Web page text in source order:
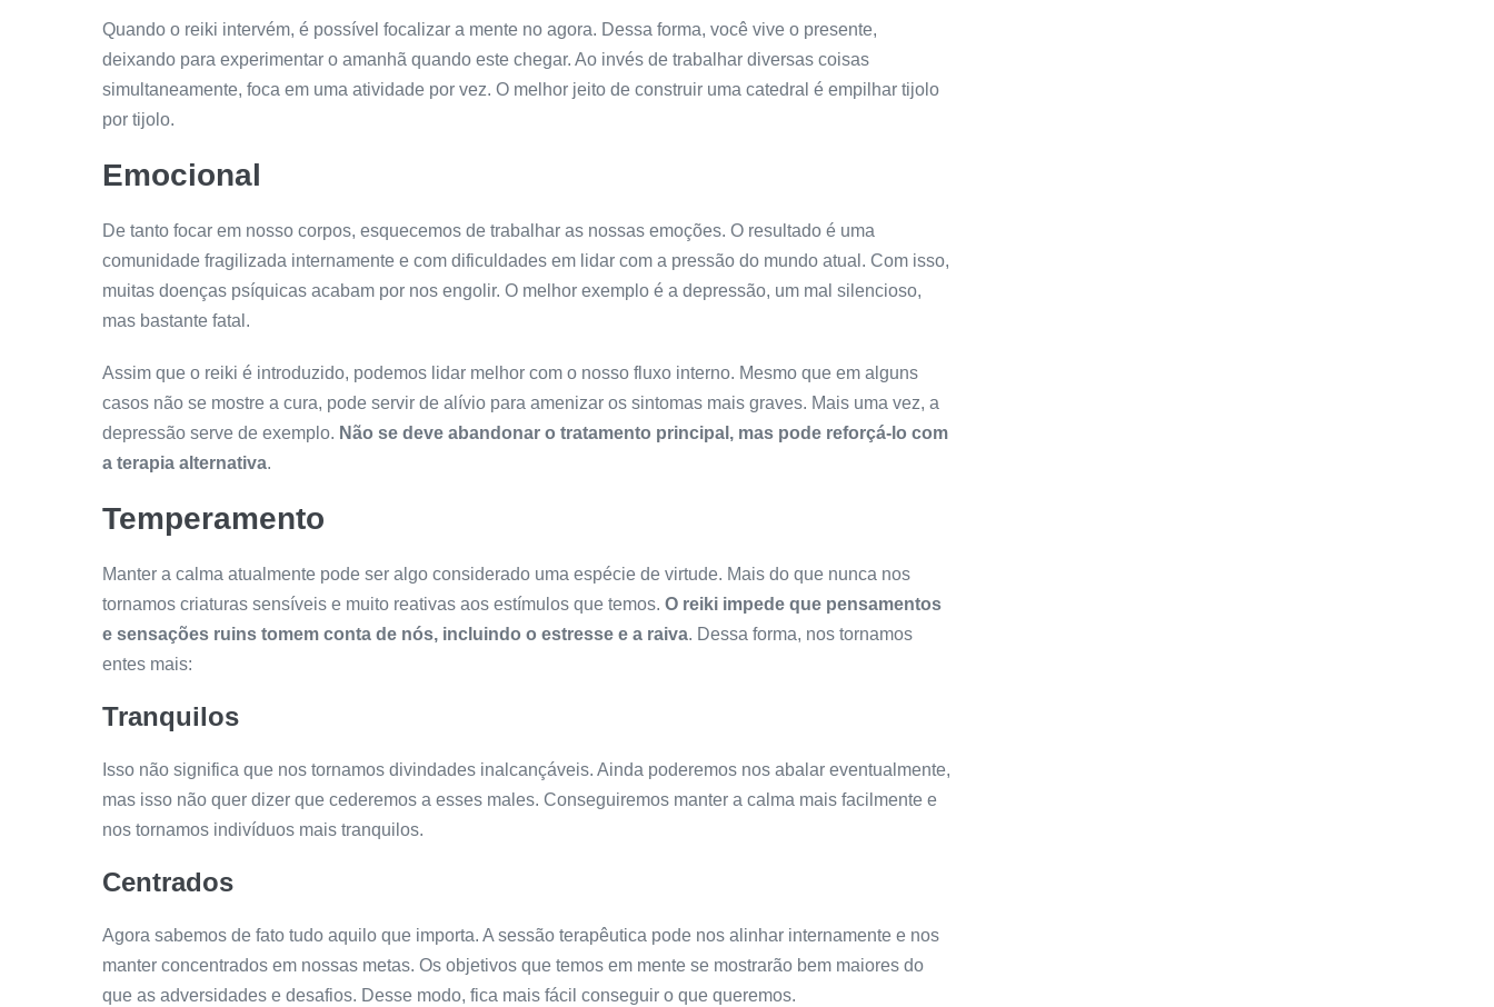
Quando o reiki intervém, é possível focalizar a mente no agora. Dessa forma, você vive o presente,
deixando para experimentar o amanhã quando este chegar. Ao invés de trabalhar diversas coisas
simultaneamente, foca em uma atividade por vez. O melhor jeito de construir uma catedral é empilhar tijolo
por tijolo.
Emocional
De tanto focar em nosso corpos, esquecemos de trabalhar as nossas emoções. O resultado é uma
comunidade fragilizada internamente e com dificuldades em lidar com a pressão do mundo atual. Com isso,
muitas doenças psíquicas acabam por nos engolir. O melhor exemplo é a depressão, um mal silencioso,
mas bastante fatal.
Assim que o reiki é introduzido, podemos lidar melhor com o nosso fluxo interno. Mesmo que em alguns
casos não se mostre a cura, pode servir de alívio para amenizar os sintomas mais graves. Mais uma vez, a
depressão serve de exemplo. Não se deve abandonar o tratamento principal, mas pode reforçá-lo com
a terapia alternativa.
Temperamento
Manter a calma atualmente pode ser algo considerado uma espécie de virtude. Mais do que nunca nos
tornamos criaturas sensíveis e muito reativas aos estímulos que temos. O reiki impede que pensamentos
e sensações ruins tomem conta de nós, incluindo o estresse e a raiva. Dessa forma, nos tornamos
entes mais:
Tranquilos
Isso não significa que nos tornamos divindades inalcançáveis. Ainda poderemos nos abalar eventualmente,
mas isso não quer dizer que cederemos a esses males. Conseguiremos manter a calma mais facilmente e
nos tornamos indivíduos mais tranquilos.
Centrados
Agora sabemos de fato tudo aquilo que importa. A sessão terapêutica pode nos alinhar internamente e nos
manter concentrados em nossas metas. Os objetivos que temos em mente se mostrarão bem maiores do
que as adversidades e desafios. Desse modo, fica mais fácil conseguir o que queremos.